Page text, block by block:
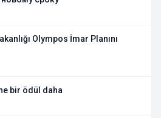
Olympos İmar Planını
bir ödül daha